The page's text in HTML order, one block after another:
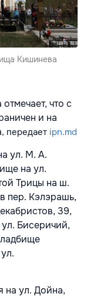
Кишинева
что с
и на
, передает ipn.md
ул. М. А.
на ул.
Трицы на ш.
пер. Кэлэрашь,
39,
Бисеричий,
на ул. Дойна,